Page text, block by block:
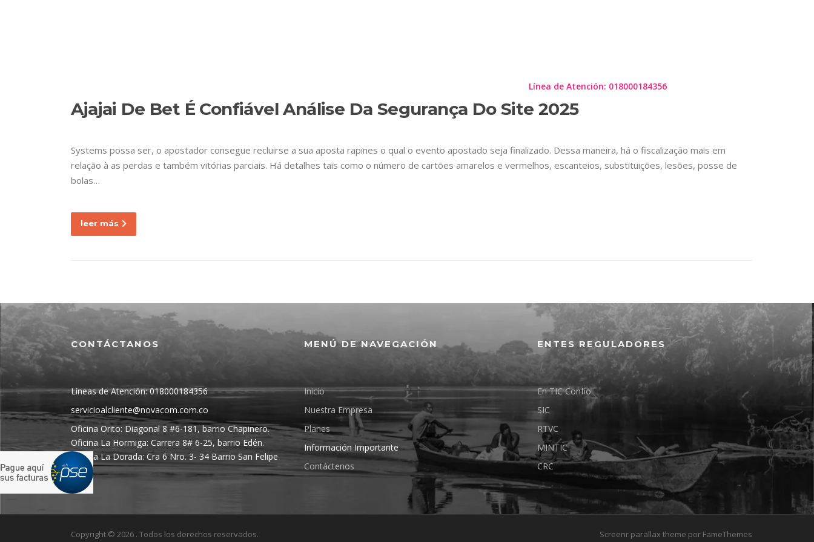
Línea de Atención: 018000184356
Ajajai De Bet É Confiável Análise Da Segurança Do Site 2025
Systems possa ser, o apostador consegue recluirse a sua aposta rapines o qual o evento apostado seja finalizado. Dessa maneira, há o fiscalização mais em
relação à as perdas e também vitórias parciais. Há detalhes tais como o número de cartões amarelos e vermelhos, escanteios, substituições, lesões, posse de
bolas…
leer más
CONTÁCTANOS
Líneas de Atención: 018000184356
servicioalcliente@novacom.com.co
Oficina Orito: Diagonal 8 #6-181, barrio Chapinero.
Oficina La Hormiga: Carrera 8# 6-25, barrio Edén.
Oficina La Dorada: Cra 6 Nro. 3- 34 Barrio San Felipe
MENÚ DE NAVEGACIÓN
Inicio
Nuestra Empresa
Planes
Información Importante
Contáctenos
ENTES REGULADORES
En TIC Confío
SIC
RTVC
MINTIC
CRC
Copyright © 2026 . Todos los derechos reservados. Screenr parallax theme por FameThemes